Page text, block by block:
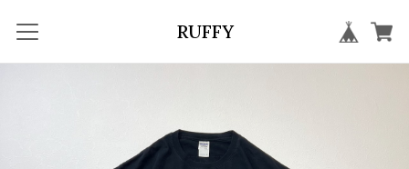
RUFFY